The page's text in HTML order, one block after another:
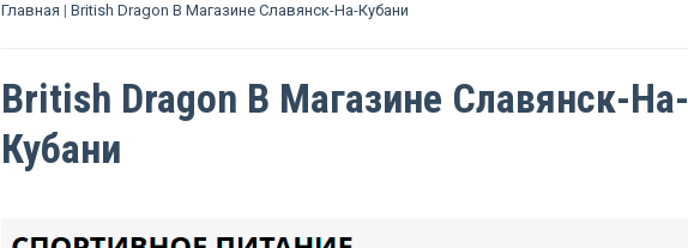
Главная | British Dragon В Магазине Славянск-На-Кубани
British Dragon В Магазине Славянск-На-
Кубани